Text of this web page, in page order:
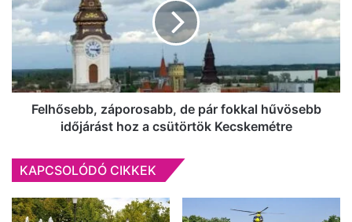
pár
fokkal
hűvösebb
hoz
a
csütörtök
Kecskemétre
Felhősebb, záporosabb, de pár fokkal hűvösebb
időjárást hoz a csütörtök Kecskemétre
KAPCSOLÓDÓ CIKKEK